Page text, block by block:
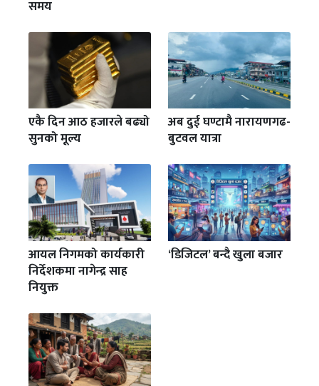
समय
एकै दिन आठ हजारले बढ्यो
सुनको मूल्य
अब दुई घण्टामै नारायणगढ-
बुटवल यात्रा
आयल निगमको कार्यकारी
निर्देशकमा नागेन्द्र साह
नियुक्त
‘डिजिटल’ बन्दै खुला बजार